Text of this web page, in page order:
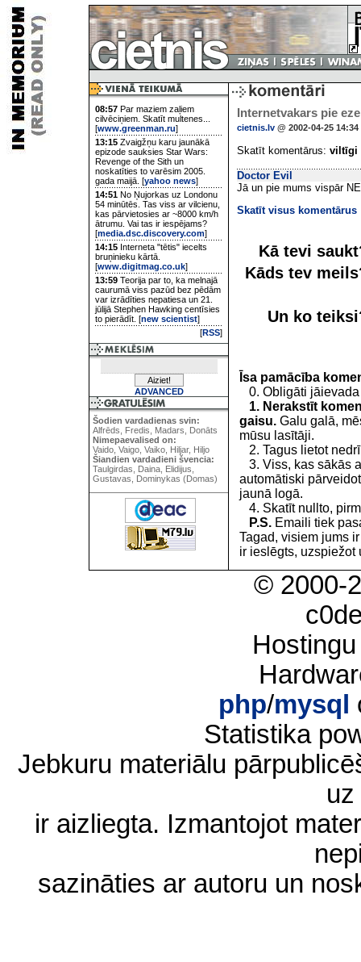
08:57 Par maziem zaļiem
cilvēciņiem. Skatīt multenes...
[www.greenman.ru]
13:15 Zvaigžņu karu jaunākā
epizode sauksies Star Wars:
Revenge of the Sith un
noskatīties to varēsim 2005.
gada maijā. [yahoo news]
14:51 No Ņujorkas uz Londonu
54 minūtēs. Tas viss ar vilcienu,
kas pārvietosies ar ~8000 km/h
ātrumu. Vai tas ir iespējams?
[media.dsc.discovery.com]
14:15 Interneta "tētis" iecelts
bruņinieku kārtā.
[www.digitmag.co.uk]
13:59 Teorija par to, ka melnajā
caurumā viss pazūd bez pēdām
var izrādīties nepatiesa un 21.
jūlijā Stephen Hawking centīsies
to pierādīt. [new scientist]
[RSS]
ADVANCED
Šodien vardadienas svin:
Alfrēds, Fredis, Madars, Donāts
Nimepaevalised on:
Vaido, Vaigo, Vaiko, Hiljar, Hiljo
Šiandien vardadieni švencia:
Taulgirdas, Daina, Elidijus,
Gustavas, Dominykas (Domas)
Internetvakars pie
cietnis.lv @ 2002-04-25 14:34
Skatīt komentārus: viltīgi
Doctor Evil
Jā un pie mums vispār
Skatīt visus komentārus
Kā tevi
Kāds tev
Un ko
Īsa pamācība
0. Obligāti jāievada
1. Nerakstīt
gaisu. Galu galā,
mūsu lasītāji.
2. Tagus lietot
3. Viss, kas sākās
automātiski
jaunā logā.
4. Skatīt nullto,
P.S. Emaili tiek
Tagad, visiem jums
ir ieslēgts, uzspiežot
© 2000-
php/mysql
Statistika
Jebkuru materiālu
ir aizliegta. Izmantojot
sazināties ar autoru un